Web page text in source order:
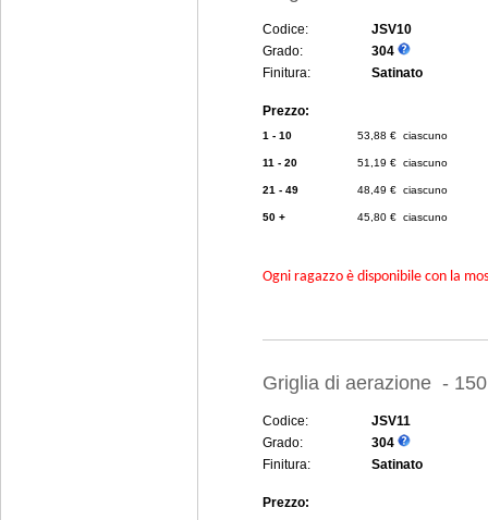
Codice:
JSV10
Grado:
304
Finitura:
Satinato
Prezzo:
1 - 10 53,88 € ciascuno
11 - 20 51,19 € ciascuno
21 - 49 48,49 € ciascuno
50 + 45,80 € ciascuno
Ogni ragazzo è disponibile con la
Griglia di aerazione -
Codice:
JSV11
Grado:
304
Finitura:
Satinato
Prezzo: